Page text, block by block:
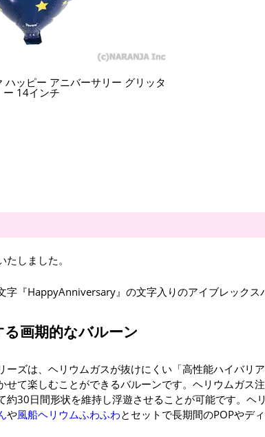
ハッピー アニバーサリー グリッタ
ー 14インチ
しました。
字『HappyAnniversary』の文字入りのアイブレックス
る画期的なバルーン
ーズは、ヘリウムガスが抜けにくい「高性能ハイバリ
せて楽しむことができるバルーンです。ヘリウムガス
約30日間形状を維持し浮遊させることが可能です。ヘ
や風船ヘリウムふわふわとセットで長期間のPOPやデ